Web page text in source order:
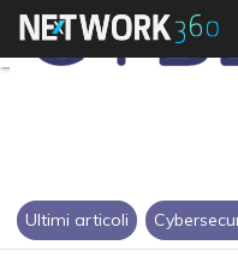
Ultimi articoli